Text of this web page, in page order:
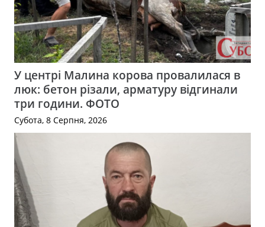
У центрі Малина корова провалилася в
люк: бетон різали, арматуру відгинали
три години. ФОТО
Субота, 8 Серпня, 2026